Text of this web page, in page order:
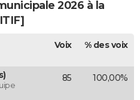
2026 à la
Voix % des voix
85 100,00%